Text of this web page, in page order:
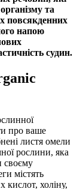
та
повсякденних
напою
судин.
про ваше
листя омели
рослини, яка
своєму
містять
кислот, холіну,